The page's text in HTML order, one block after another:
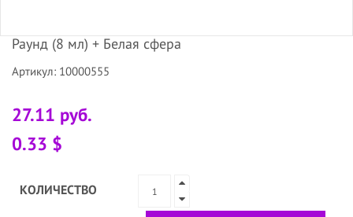
Раунд (8 мл) + Белая сфера
Артикул: 10000555
27.11 руб.
0.33 $
КОЛИЧЕСТВО